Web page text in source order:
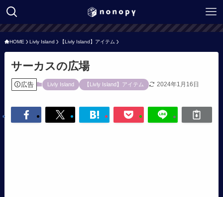
HOME Livly Island 【Livly Island】アイテム
サーカスの広場
広告 Livly Island 【Livly Island】アイテム 2024年1月16日